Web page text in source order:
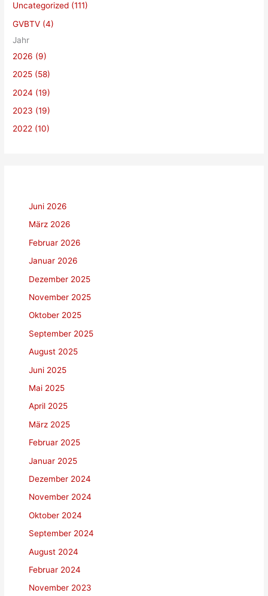
h
e
n
n
a
c
h
Uncategorized (111)
GVBTV (4)
Jahr
2026 (9)
2025 (58)
2024 (19)
2023 (19)
2022 (10)
Juni 2026
März 2026
Februar 2026
Januar 2026
Dezember 2025
November 2025
Oktober 2025
September 2025
August 2025
Juni 2025
Mai 2025
April 2025
März 2025
Februar 2025
Januar 2025
Dezember 2024
November 2024
Oktober 2024
September 2024
August 2024
Februar 2024
November 2023